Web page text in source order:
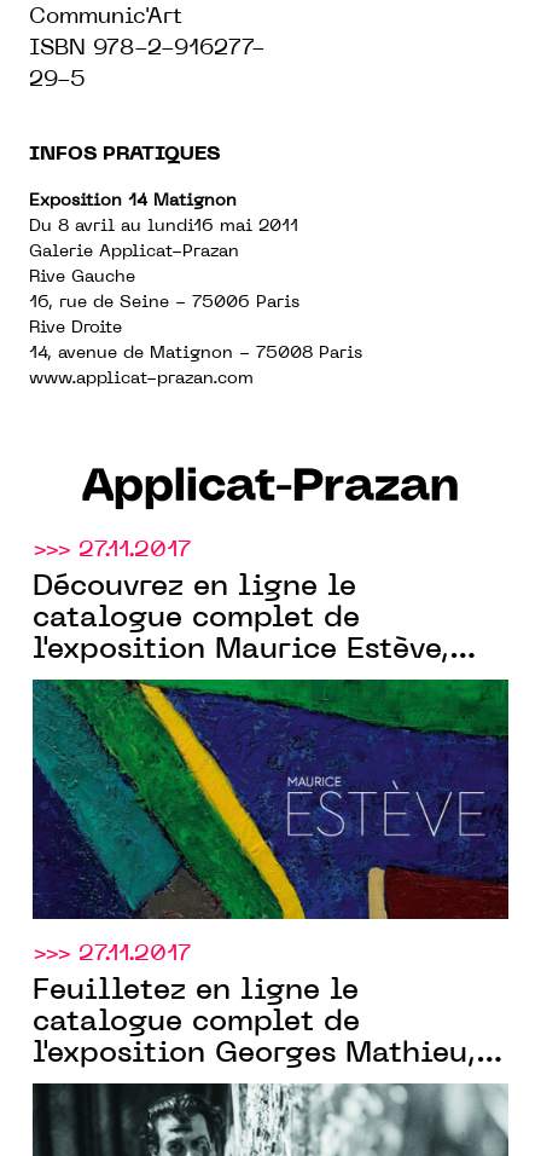
Communic'Art
ISBN 978-2-916277-
29-5
INFOS PRATIQUES
Exposition 14 Matignon
Du 8 avril au lundi16 mai 2011
Galerie Applicat-Prazan
Rive Gauche
16, rue de Seine - 75006 Paris
Rive Droite
14, avenue de Matignon - 75008 Paris
www.applicat-prazan.com
Applicat-Prazan
>>> 27.11.2017
Découvrez en ligne le
catalogue complet de
l'exposition Maurice Estève,
Applicat-Prazan
>>> 27.11.2017
Feuilletez en ligne le
catalogue complet de
l'exposition Georges Mathieu,
Applicat-Prazan